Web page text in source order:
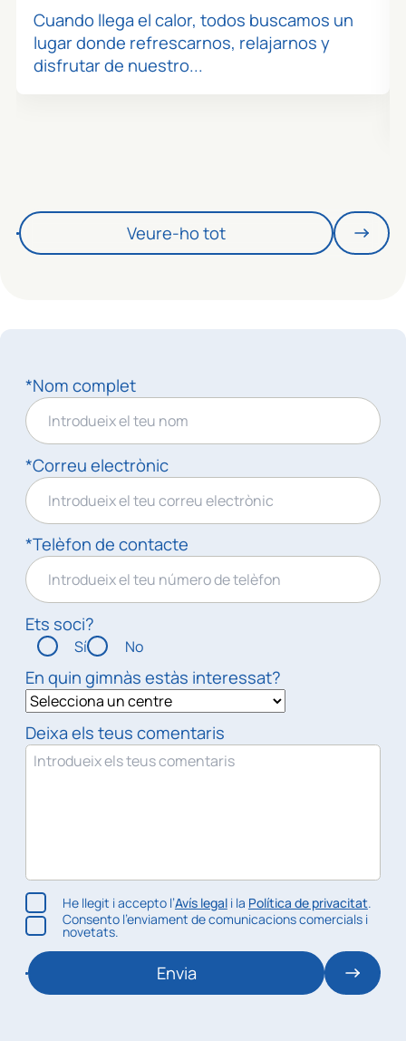
Cuando llega el calor, todos buscamos un
lugar donde refrescarnos, relajarnos y
disfrutar de nuestro...
Veure-ho tot
*Nom complet
*Correu electrònic
*Telèfon de contacte
Ets soci?
Sí No
En quin gimnàs estàs interessat?
Deixa els teus comentaris
He llegit i accepto l’Avís legali la Política de privacitat.
Consento l’enviament de comunicacions comercials i
novetats.
Envia